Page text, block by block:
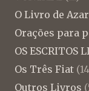
O Livro de
Orações para
OS ESCRITOS
Os Três Fiat
Outros Livros